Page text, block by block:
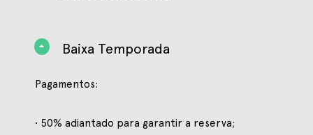
Baixa Temporada
Pagamentos:
• 50% adiantado para garantir a reserva;